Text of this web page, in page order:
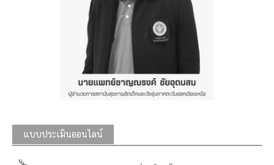
แบบประเมินออนไลน์